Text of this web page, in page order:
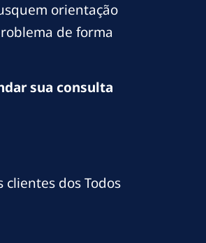
orientação
de forma
sua consulta
clientes dos Todos